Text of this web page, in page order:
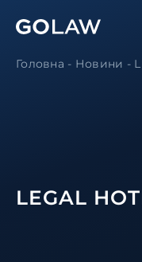
Головна - Новини -
LEGAL